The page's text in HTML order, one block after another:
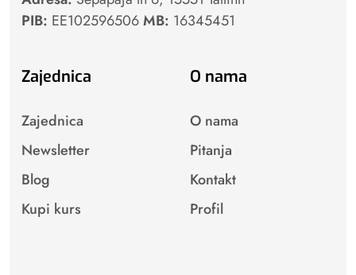
PIB: EE102596506MB: 16345451
Zajednica
Zajednica
Newsletter
Blog
Kupi kurs
O nama
O nama
Pitanja
Kontakt
Profil